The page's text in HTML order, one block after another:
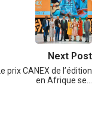
Next Post
Le prix CANEX de l’édition
en Afrique se…